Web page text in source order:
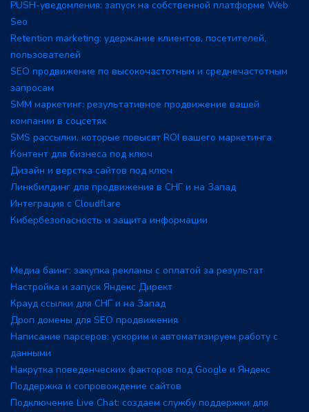
PUSH-уведомления: запуск на собственной платформе Web
Seo
Retention marketing: удержание клиентов, посетителей,
пользователей
SEO продвижение по высокочастотным и среднечастотным
запросам
SMM маркетинг: результативное продвижение вашей
компании в соцсетях
SMS рассылки, которые повысят ROI вашего маркетинга
Контент для бизнеса под ключ
Дизайн и верстка сайтов под ключ
Линкбилдинг для продвижения в СНГ и на Запад
Интеграция с Cloudflare
Кибербезопасность и защита информации
Медиа баинг: закупка рекламы с оплатой за результат
Настройка и запуск Яндекс Директ
Крауд ссылки для СНГ и на Запад
Дроп домены для SEO продвижения
Написание парсеров: ускорим и автоматизируем работу с
данными
Накрутка поведенческих факторов под Google и Яндекс
Поддержка и сопровождение сайтов
Подключение Live Chat: создаем службу поддержки для